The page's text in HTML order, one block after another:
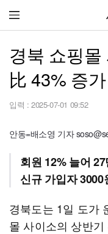
경북 쇼핑몰
比 43% 증가
입력 : 2025-07-01 09:52
안동=배소영 기자
회원 12% 늘어
신규 가입자 3000
경북도는 1일 도가
몰 사이소의 상반